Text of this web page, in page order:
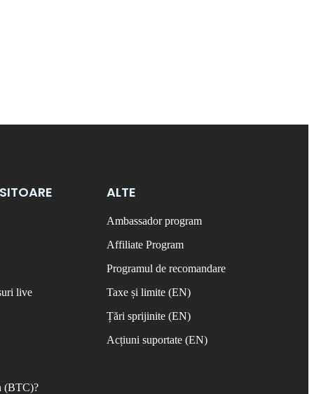
live
(BTC)?
ALTE
Ambassador program
Affiliate Program
Programul de recomandare
Taxe și limite (EN)
Țări sprijinite (EN)
Acțiuni suportate (EN)